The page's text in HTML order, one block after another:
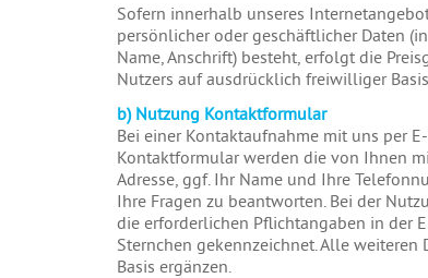
Sofern innerhalb unseres
persönlicher oder geschäftlicher Daten
Name, Anschrift) besteht, erfolgt die
Nutzers auf ausdrücklich freiwilliger Basis.
b) Nutzung Kontaktformular
Bei einer Kontaktaufnahme mit uns per
Kontaktformular werden die von Ihnen
Adresse, ggf. Ihr Name und Ihre
Ihre Fragen zu beantworten. Bei der
die erforderlichen Pflichtangaben in der
Sternchen gekennzeichnet. Alle
Basis ergänzen.